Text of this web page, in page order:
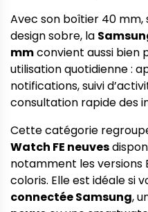
Avec son boîtier 40
design sobre, la
mmconvient aussi bien
utilisation quotidienne :
notifications, suivi
consultation rapide des
Cette catégorie
Watch FE neuves
notamment les
coloris. Elle est idéale si
connectée Samsung,